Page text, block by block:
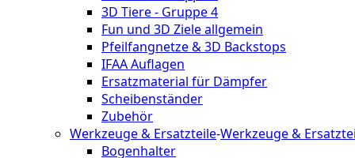
3D Tiere - Gruppe 4
Fun und 3D Ziele allgemein
Pfeilfangnetze & 3D Backstops
IFAA Auflagen
Ersatzmaterial für Dämpfer
Scheibenständer
Zubehör
Werkzeuge & Ersatzteile-Werkzeuge &
Bogenhalter